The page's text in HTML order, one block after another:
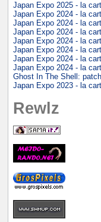
Japan Expo 2025 - la
Japan Expo 2024 - la
Japan Expo 2024 - la
Japan Expo 2024 - la
Japan Expo 2024 - la
Japan Expo 2024 - la
Japan Expo 2024 - la
Japan Expo 2024 - la
Ghost In The Shell:
Japan Expo 2023 - la
Rewlz